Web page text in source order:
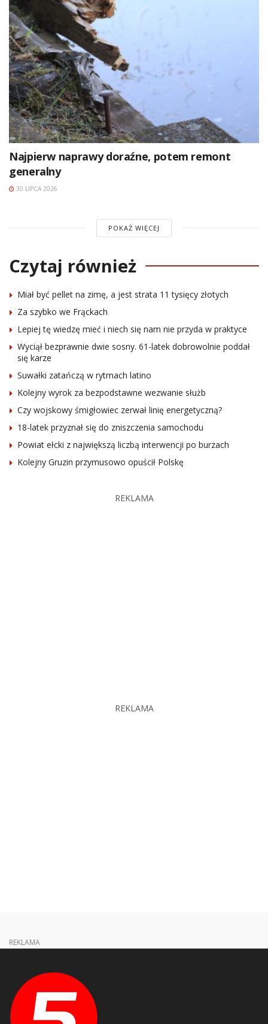
Najpierw naprawy doraźne, potem remont
generalny
30 LIPCA 2026
POKAŻ WIĘCEJ
Czytaj również
Miał być pellet na zimę, a jest strata 11 tysięcy złotych
Za szybko we Frąckach
Lepiej tę wiedzę mieć i niech się nam nie przyda w praktyce
Wyciął bezprawnie dwie sosny. 61-latek dobrowolnie poddał
się karze
Suwałki zatańczą w rytmach latino
Kolejny wyrok za bezpodstawne wezwanie służb
Czy wojskowy śmigłowiec zerwał linię energetyczną?
18-latek przyznał się do zniszczenia samochodu
Powiat ełcki z największą liczbą interwencji po burzach
Kolejny Gruzin przymusowo opuścił Polskę
REKLAMA
REKLAMA
REKLAMA